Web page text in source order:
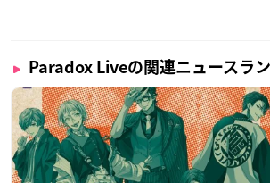
Paradox Liveの関連ニュースラ